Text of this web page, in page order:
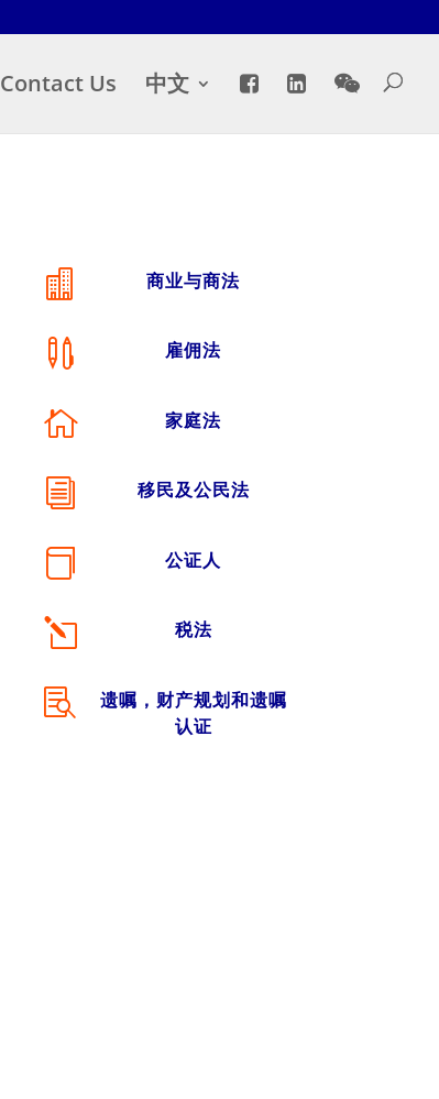
Contact Us 中文
 商业与商法
 雇佣法
 家庭法
i 移民及公民法
 公证人
l 税法

遗嘱，财产规划和遗嘱
认证